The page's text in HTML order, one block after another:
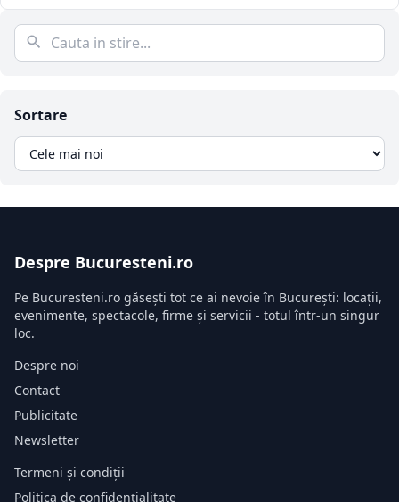
Sortare
Despre Bucuresteni.ro
Pe Bucuresteni.ro găsești tot ce ai nevoie în București: locații,
evenimente, spectacole, firme și servicii - totul într-un singur
loc.
Despre noi
Contact
Publicitate
Newsletter
Termeni și condiții
Politica de confidențialitate